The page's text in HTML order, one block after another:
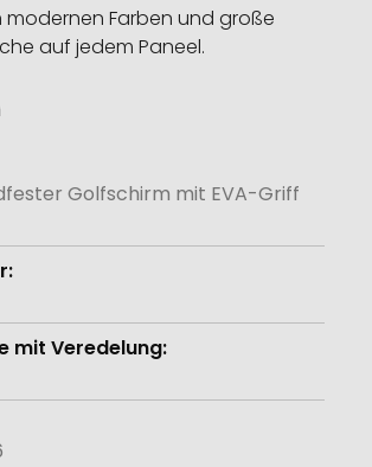
Farben und große
auf jedem Paneel.
Golfschirm mit EVA-Griff